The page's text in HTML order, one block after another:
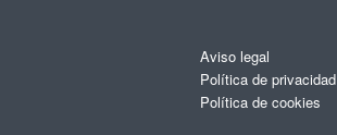
Aviso legal
Política de privacidad
Política de cookies